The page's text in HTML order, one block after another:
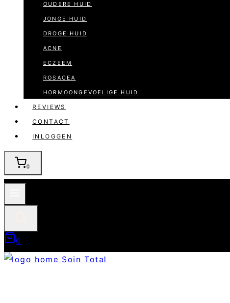
OUDERE HUID
JONGE HUID
DROGE HUID
ACNE
ECZEEM
ROSACEA
HORMOONGEVOELIGE HUID
REVIEWS
CONTACT
INLOGGEN
0
0